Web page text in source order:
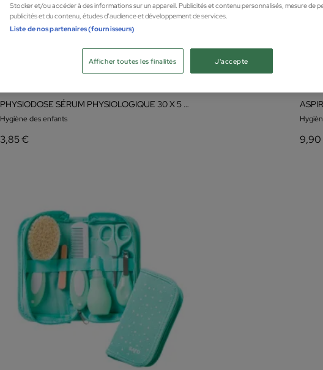
PHYSIODOSE SÉRUM PHYSIOLOGIQUE 30 X 5 ML
Hygiène des enfants
3,85 €
Stocker et/ou accéder à des informations sur un appareil. Publicités et contenu personnalisés, mesure de
publicités et du contenu, études d’audience et développement de services.
Liste de nos partenaires (fournisseurs)
J'accepte
Afficher toutes les finalités